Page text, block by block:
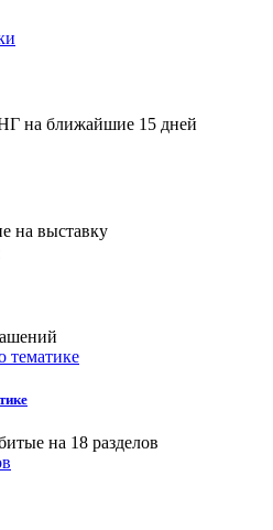
на ближайшие 15 дней
на выставку
на 18 разделов